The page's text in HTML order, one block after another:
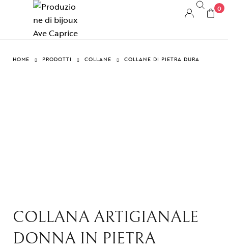
0
HOME PRODOTTI COLLANE COLLANE DI PIETRA DURA
COLLANA ARTIGIANALE
DONNA IN PIETRA